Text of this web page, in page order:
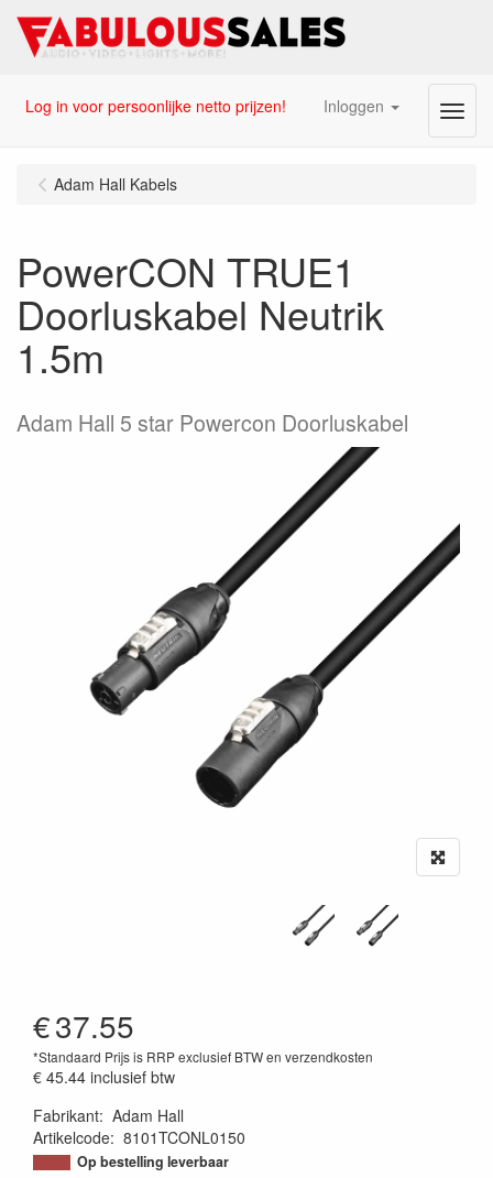
Log in voor persoonlijke netto prijzen! Inloggen Menu
Adam Hall Kabels
PowerCON TRUE1
Doorluskabel Neutrik
1.5m
Adam Hall 5 star Powercon Doorluskabel
€37.55
*Standaard Prijs is RRP exclusief BTW en verzendkosten
€ 45.44 inclusief btw
Fabrikant: Adam Hall
Artikelcode: 8101TCONL0150
Op bestelling leverbaar